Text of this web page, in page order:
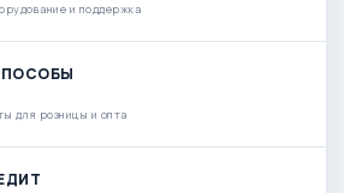
и поддержка
для розницы и опта